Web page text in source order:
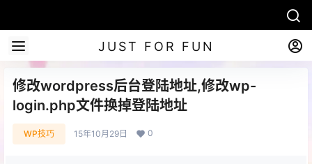
JUST FOR FUN
修改wordpress后台登陆地址,修改wp-
login.php文件换掉登陆地址
WP技巧 15年10月29日 0